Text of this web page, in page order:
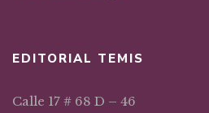
EDITORIAL TEMIS
Calle 17 # 68 D – 46